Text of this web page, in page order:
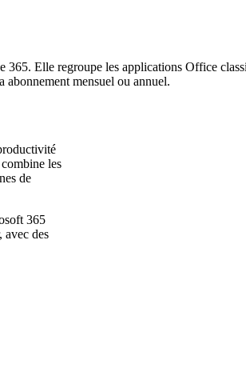
Elle regroupe les applications Office
abonnement mensuel ou annuel.
les
de
365
avec des